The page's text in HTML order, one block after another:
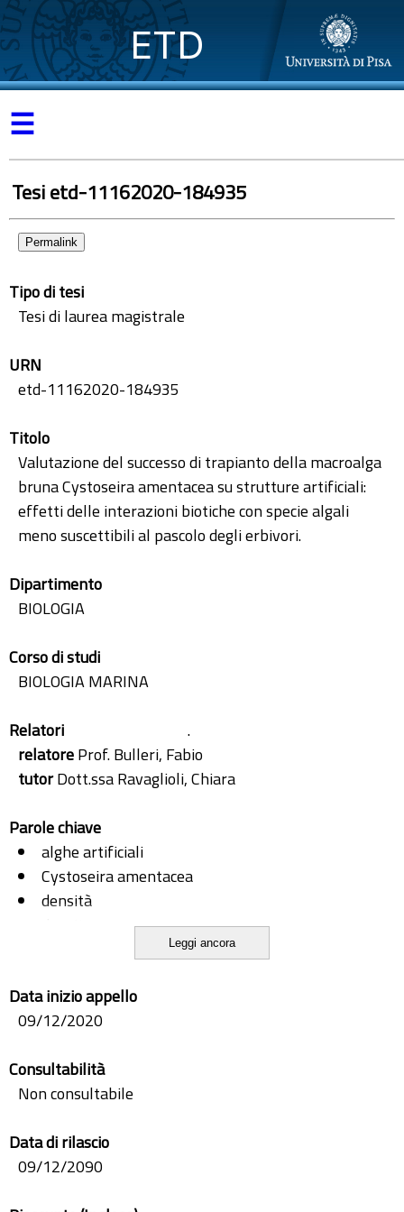
ETD
☰
Tesi etd-11162020-184935
Permalink
Tipo di tesi
Tesi di laurea magistrale
URN
etd-11162020-184935
Titolo
Valutazione del successo di trapianto della macroalga
bruna Cystoseira amentacea su strutture artificiali:
effetti delle interazioni biotiche con specie algali
meno suscettibili al pascolo degli erbivori.
Dipartimento
BIOLOGIA
Corso di studi
BIOLOGIA MARINA
Relatori
.
relatoreProf. Bulleri, Fabio
tutorDott.ssa Ravaglioli, Chiara
Parole chiave
alghe artificiali
Cystoseira amentacea
densità
Halopteris scoparia
herbivory
macroalgae
macroalghe
pascolo
Sarpa salpa
Leggi ancora
Data inizio appello
09/12/2020
Consultabilità
Non consultabile
Data di rilascio
09/12/2090